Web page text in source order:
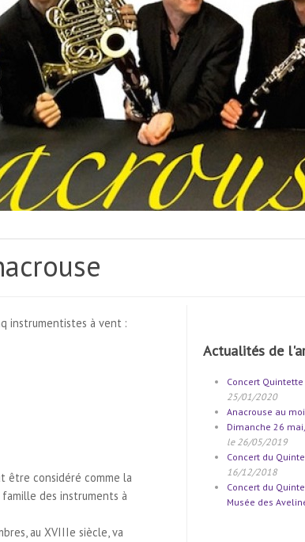
instrumentistes à vent :
être considéré comme la
des instruments à
au XVIIIe siècle, va
Actualités de
Concert
25/01/2020
Anacrouse au
Dimanche 26
le 26/05/2019
Concert du
16/12/2018
Concert du
Musée des